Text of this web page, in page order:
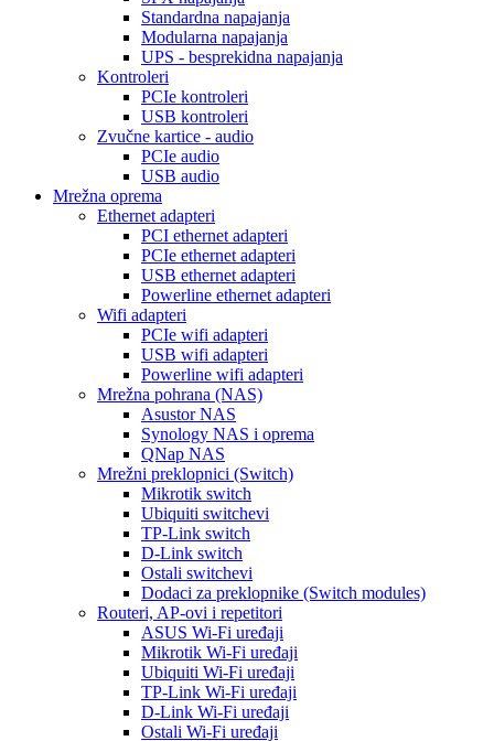
Standardna napajanja
Modularna napajanja
UPS - besprekidna napajanja
Kontroleri
PCIe kontroleri
USB kontroleri
Zvučne kartice - audio
PCIe audio
USB audio
Mrežna oprema
Ethernet adapteri
PCI ethernet adapteri
PCIe ethernet adapteri
USB ethernet adapteri
Powerline ethernet adapteri
Wifi adapteri
PCIe wifi adapteri
USB wifi adapteri
Powerline wifi adapteri
Mrežna pohrana (NAS)
Asustor NAS
Synology NAS i oprema
QNap NAS
Mrežni preklopnici (Switch)
Mikrotik switch
Ubiquiti switchevi
TP-Link switch
D-Link switch
Ostali switchevi
Dodaci za preklopnike (Switch modules)
Routeri, AP-ovi i repetitori
ASUS Wi-Fi uređaji
Mikrotik Wi-Fi uređaji
Ubiquiti Wi-Fi uređaji
TP-Link Wi-Fi uređaji
D-Link Wi-Fi uređaji
Ostali Wi-Fi uređaji